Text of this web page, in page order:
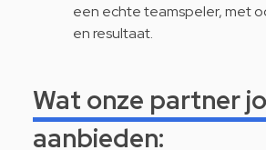
een echte teamspeler, met
en resultaat.
Wat onze partner
aanbieden: